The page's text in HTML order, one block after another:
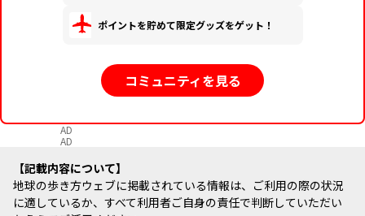
ポイントを貯めて限定グッズをゲット！
コミュニティを見る
AD
AD
記載内容について
地球の歩き方ウェブに掲載されている情報は、ご利用の際の状況
に適しているか、すべて利用者ご自身の責任で判断していただい